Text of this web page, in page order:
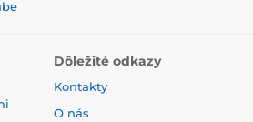
Dôležité odkazy
Kontakty
O nás